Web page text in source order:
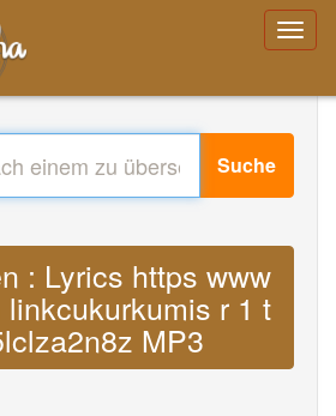
Suche
: Lyrics https www
r 1 t
MP3